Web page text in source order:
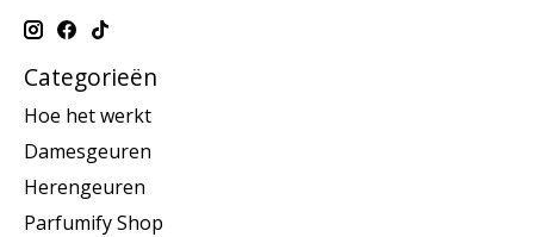
Categorieën
Hoe het werkt
Damesgeuren
Herengeuren
Parfumify Shop